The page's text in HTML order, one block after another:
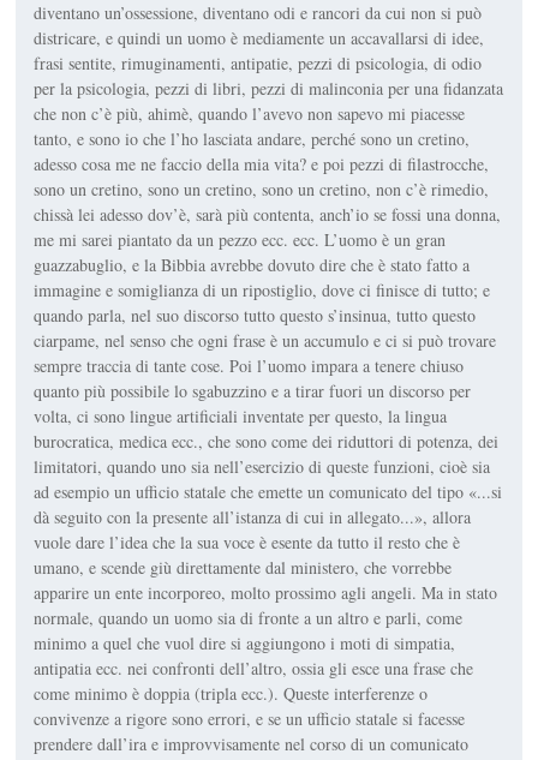
diventano un’ossessione, diventano odi e rancori da cui non si può
districare, e quindi un uomo è mediamente un accavallarsi di idee,
frasi sentite, rimuginamenti, antipatie, pezzi di psicologia, di odio
per la psicologia, pezzi di libri, pezzi di malinconia per una fidanzata
che non c’è più, ahimè, quando l’avevo non sapevo mi piacesse
tanto, e sono io che l’ho lasciata andare, perché sono un cretino,
adesso cosa me ne faccio della mia vita? e poi pezzi di filastrocche,
sono un cretino, sono un cretino, sono un cretino, non c’è rimedio,
chissà lei adesso dov’è, sarà più contenta, anch’io se fossi una donna,
me mi sarei piantato da un pezzo ecc. ecc. L’uomo è un gran
guazzabuglio, e la Bibbia avrebbe dovuto dire che è stato fatto a
immagine e somiglianza di un ripostiglio, dove ci finisce di tutto; e
quando parla, nel suo discorso tutto questo s’insinua, tutto questo
ciarpame, nel senso che ogni frase è un accumulo e ci si può trovare
sempre traccia di tante cose. Poi l’uomo impara a tenere chiuso
quanto più possibile lo sgabuzzino e a tirar fuori un discorso per
volta, ci sono lingue artificiali inventate per questo, la lingua
burocratica, medica ecc., che sono come dei riduttori di potenza, dei
limitatori, quando uno sia nell’esercizio di queste funzioni, cioè sia
ad esempio un ufficio statale che emette un comunicato del tipo «...si
dà seguito con la presente all’istanza di cui in allegato...», allora
vuole dare l’idea che la sua voce è esente da tutto il resto che è
umano, e scende giù direttamente dal ministero, che vorrebbe
apparire un ente incorporeo, molto prossimo agli angeli. Ma in stato
normale, quando un uomo sia di fronte a un altro e parli, come
minimo a quel che vuol dire si aggiungono i moti di simpatia,
antipatia ecc. nei confronti dell’altro, ossia gli esce una frase che
come minimo è doppia (tripla ecc.). Queste interferenze o
convivenze a rigore sono errori, e se un ufficio statale si facesse
prendere dall’ira e improvvisamente nel corso di un comunicato